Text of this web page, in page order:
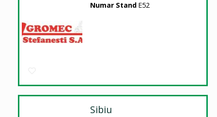
Numar Stand E52
Sibiu